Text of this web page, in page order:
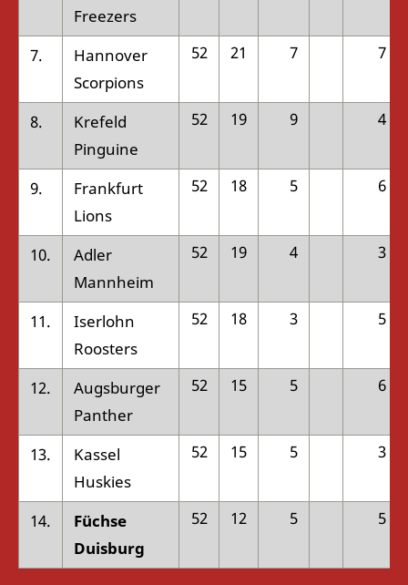
Freezers
7.
Hannover
Scorpions
52 21 7 7
8.
Krefeld
Pinguine
52 19 9 4
9.
Frankfurt
Lions
52 18 5 6
10.
Adler
Mannheim
52 19 4 3
11.
Iserlohn
Roosters
52 18 3 5
12.
Augsburger
Panther
52 15 5 6
13.
Kassel
Huskies
52 15 5 3
14.
Füchse
Duisburg
52 12 5 5